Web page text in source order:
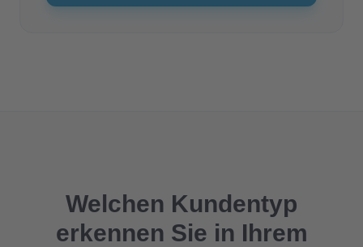
Welchen Kundentyp
erkennen Sie in Ihrem